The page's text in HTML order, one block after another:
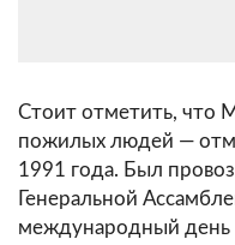
Стоит отметить, что
пожилых людей —
1991 года. Был
Генеральной
международный день